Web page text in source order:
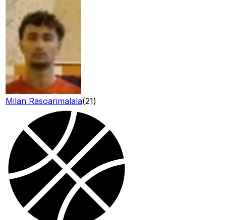
Milan Rasoarimalala(21)